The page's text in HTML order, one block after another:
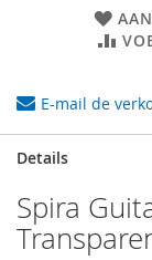
E-mail de
Details
Spira